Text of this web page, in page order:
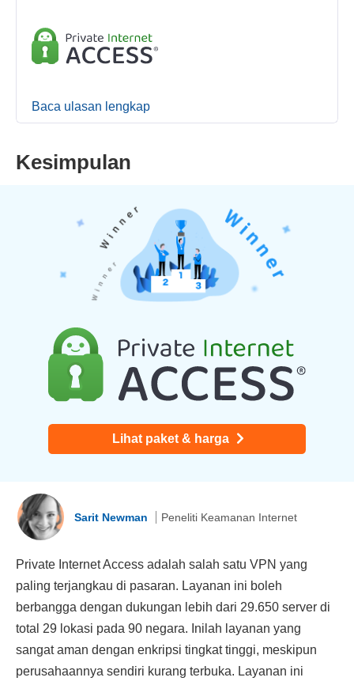
Baca ulasan lengkap
Kesimpulan
Lihat paket & harga
Sarit Newman Peneliti Keamanan Internet
Private Internet Access adalah salah satu VPN yang
paling terjangkau di pasaran. Layanan ini boleh
berbangga dengan dukungan lebih dari 29.650 server di
total 29 lokasi pada 90 negara. Inilah layanan yang
sangat aman dengan enkripsi tingkat tinggi, meskipun
perusahaannya sendiri kurang terbuka. Layanan ini